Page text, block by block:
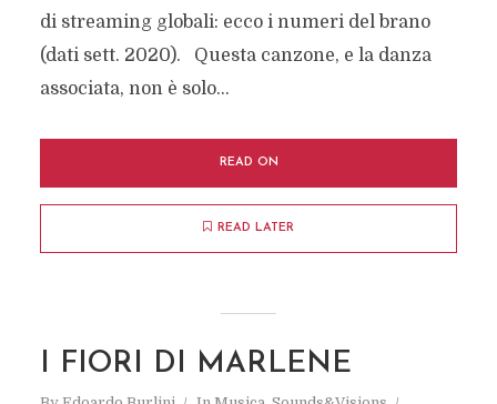
di streaming globali: ecco i numeri del brano
(dati sett. 2020). Questa canzone, e la danza
associata, non è solo...
READ ON
READ LATER
I FIORI DI MARLENE